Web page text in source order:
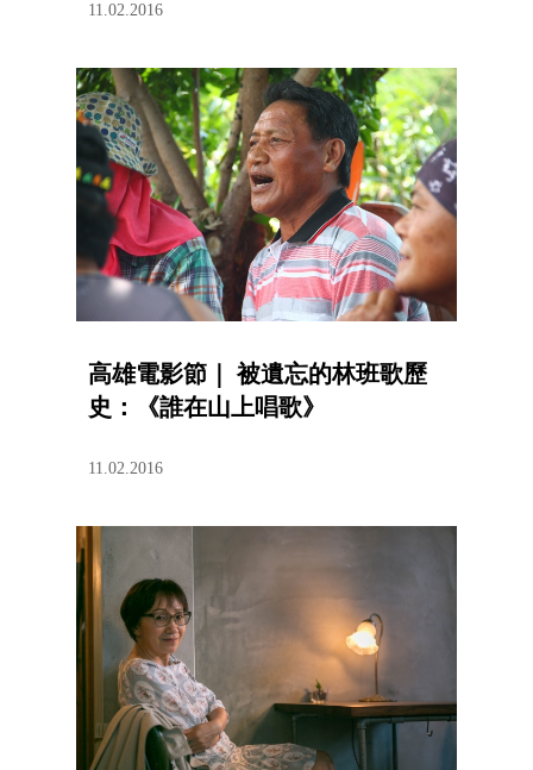
11.02.2016
高雄電影節｜ 被遺忘的林班歌歷
史：《誰在山上唱歌》
11.02.2016